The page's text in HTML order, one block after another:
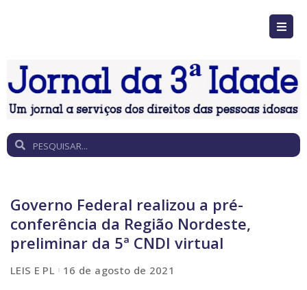
Governo Federal realizou a pré-
conferência da Região Nordeste,
preliminar da 5ª CNDI virtual
LEIS E PL 16 de agosto de 2021